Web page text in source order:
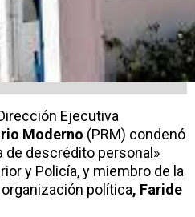
Ejecutiva
Moderno (PRM) condenó
de descrédito personal»
y Policía, y miembro de la
política, Faride